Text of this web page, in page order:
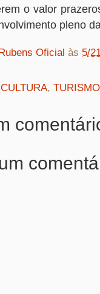
o valor
pleno
Oficial às 5/
CULTURA, TURISMO